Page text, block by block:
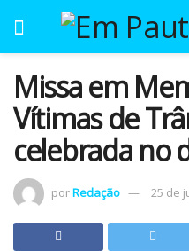
Missa em
Vítimas de
celebrada no
porRedação 25 de